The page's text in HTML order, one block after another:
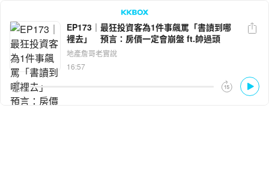
EP173｜最狂投資客為1件事飆罵「書讀到哪
裡去」 預言：房價一定會崩盤 ft.帥過頭
地產詹哥老實說
16:57
LINE